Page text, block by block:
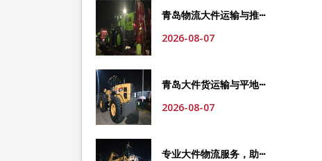
青岛物流大件运输与推···
2026-08-07
青岛大件货运输与平地···
2026-08-07
专业大件物流服务，助···